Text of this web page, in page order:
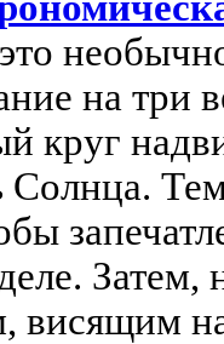
на три
круг
Затем,
висящим